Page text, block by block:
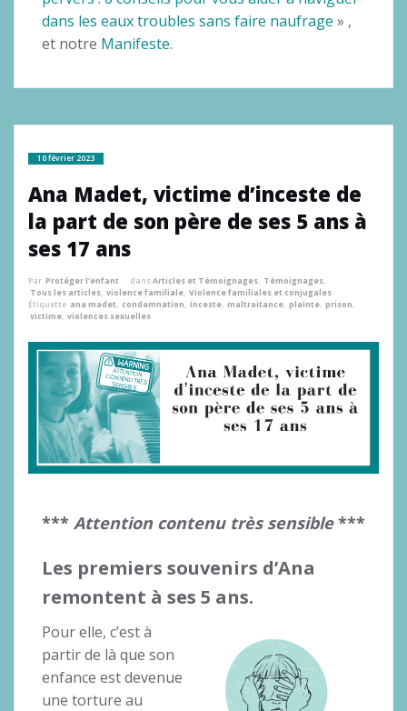
dans les eaux troubles sans faire naufrage » ,
et notre Manifeste.
10 février 2023
Ana Madet, victime d’inceste de
la part de son père de ses 5 ans à
ses 17 ans
Par Protéger l'enfant dansArticles et Témoignages, Témoignages,
Tous les articles, violence familiale, Violence familiales et conjugales
Étiquette ana madet, condamnation, inceste, maltraitance, plainte, prison,
victime, violences sexuelles
*** Attention contenu très sensible***
Les premiers souvenirs d’Ana
remontent à ses 5 ans.
Pour elle, c’est à
partir de là que son
enfance est devenue
une torture au